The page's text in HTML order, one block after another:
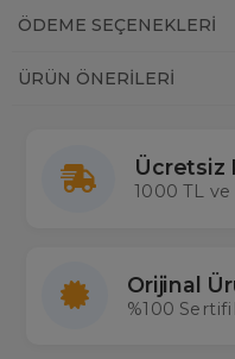
ÖDEME SEÇENEKLERI
ÜRÜN ÖNERILERI
Ücretsiz
1000 TL ve
Orijinal
%100